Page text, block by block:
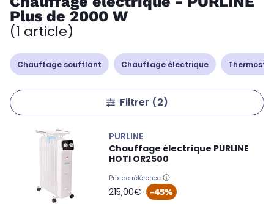
Plus de 2000 W
(1 article)
Chauffage soufflant Chauffage électrique
Filtrer (2)
PURLINE
Chauffage électrique PURLINE
HOTI OR2500
Prix de référence
oldPrice
215,00€ -45%